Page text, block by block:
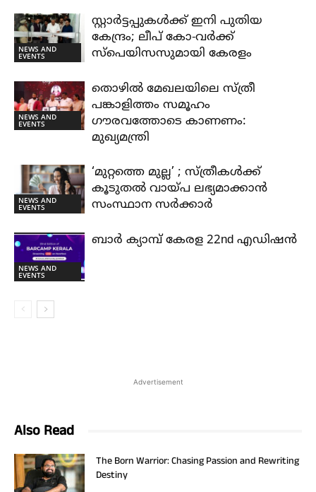
NEWS AND
EVENTS
സ്റ്റാർട്ടപ്പുകൾക്ക് ഇനി പുതിയ
കേന്ദ്രം; ലീപ് കോ-വർക്ക്
സ്പെയിസസുമായി കേരളം
NEWS AND
EVENTS
തൊഴിൽ മേഖലയിലെ സ്ത്രീ
പങ്കാളിത്തം സമൂഹം
ഗൗരവത്തോടെ കാണണം:
മുഖ്യമന്ത്രി
NEWS AND
EVENTS
‘മുറ്റത്തെ മുല്ല’ ; സ്ത്രീകൾക്ക്
കൂടുതൽ വായ്പ ലഭ്യമാക്കാൻ
സംസ്ഥാന സർക്കാർ
NEWS AND
EVENTS
ബാർ ക്യാമ്പ് കേരള 22nd എഡിഷൻ
Advertisement
Also Read
The Born Warrior: Chasing Passion and Rewriting
Destiny